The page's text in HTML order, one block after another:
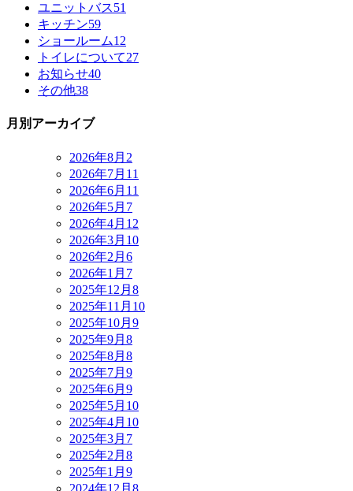
ユニットバス51
キッチン59
ショールーム12
トイレについて27
お知らせ40
その他38
月別アーカイブ
2026年8月 2
2026年7月 11
2026年6月 11
2026年5月 7
2026年4月 12
2026年3月 10
2026年2月 6
2026年1月 7
2025年12月 8
2025年11月 10
2025年10月 9
2025年9月 8
2025年8月 8
2025年7月 9
2025年6月 9
2025年5月 10
2025年4月 10
2025年3月 7
2025年2月 8
2025年1月 9
2024年12月 8